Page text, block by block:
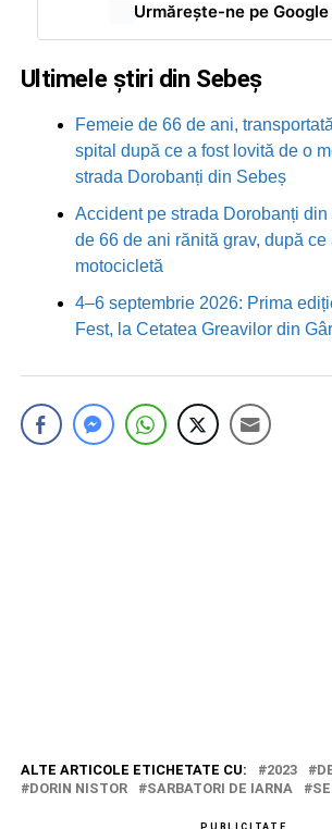
Urmărește-ne pe
Ultimele știri din Sebeș
Femeie de 66 de ani,
spital după ce a fost lovită de o
strada Dorobanți din Sebeș
Accident pe strada Dorobanți
de 66 de ani rănită grav, după ce
motocicletă
4–6 septembrie 2026: Prima
Fest, la Cetatea Greavilor din
ALTE ARTICOLE ETICHETATE CU: 2023
DORIN NISTOR
SARBATORI DE IARNA
PUBLICITATE